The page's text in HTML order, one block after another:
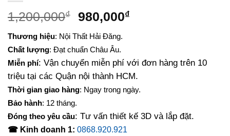
1,200,000₫
Giá
là:
1,200,000₫.
980,000₫Giá
980,000₫.
Thương hiệu: Nội Thất Hải Đăng.
Chất lượng: Đạt chuẩn Châu Âu.
Miễn phí: Vận chuyển miễn phí với đơn hàng trên 10
triệu tại các Quận nội thành HCM.
Thời gian giao hàng: Ngay trong ngày.
Bảo hành: 12 tháng.
Đóng theo yêu cầu: Tư vấn thiết kế 3D và lắp đặt.
☎ Kinh doanh 1: 0868.920.921